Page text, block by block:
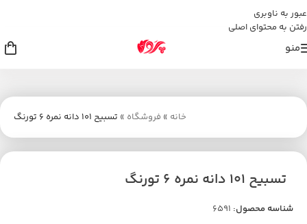
عبور به ناوبری
رفتن به محتوای اصلی
منو
خانه » فروشگاه » تسبیح 101 دانه نمره 6 تورنگ
تسبیح 101 دانه نمره 6 تورنگ
شناسه محصول: 6591